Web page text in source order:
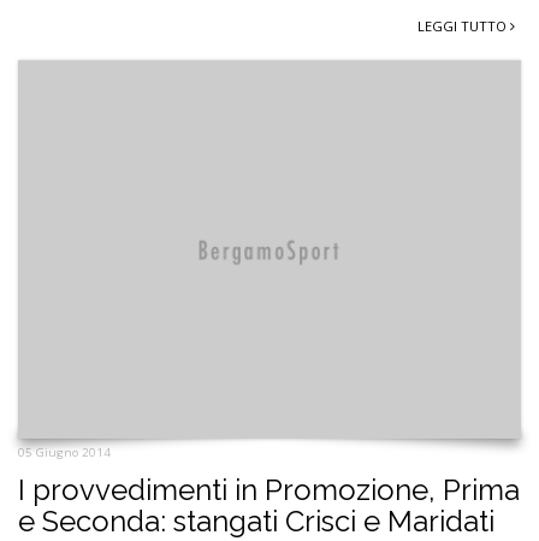
LEGGI TUTTO
05 Giugno 2014
I provvedimenti in Promozione, Prima
e Seconda: stangati Crisci e Maridati